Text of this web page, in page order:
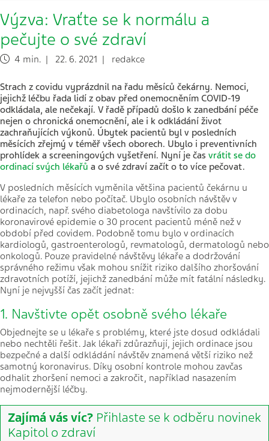
Výzva: Vraťte se k normálu a
pečujte o své zdraví
4 min. | 22. 6. 2021 | redakce
Strach z covidu vyprázdnil na řadu měsíců čekárny. Nemoci,
jejichž léčbu řada lidí z obav před onemocněním COVID-19
odkládala, ale nečekají. V řadě případů došlo k zanedbání péče
nejen o chronická onemocnění, ale i k odkládání život
zachraňujících výkonů. Úbytek pacientů byl v posledních
měsících zřejmý v téměř všech oborech. Ubylo i preventivních
prohlídek a screeningových vyšetření. Nyní je čas vrátit se do
ordinací svých lékařů a o své zdraví začít o to více pečovat.
V posledních měsících vyměnila většina pacientů čekárnu u
lékaře za telefon nebo počítač. Ubylo osobních návštěv v
ordinacích, např. svého diabetologa navštívilo za dobu
koronavirové epidemie o 30 procent pacientů méně než v
období před covidem. Podobně tomu bylo v ordinacích
kardiologů, gastroenterologů, revmatologů, dermatologů nebo
onkologů. Pouze pravidelné návštěvy lékaře a dodržování
správného režimu však mohou snížit riziko dalšího zhoršování
zdravotních potíží, jejichž zanedbání může mít fatální následky.
Nyní je nejvyšší čas začít jednat:
1. Navštivte opět osobně svého lékaře
Objednejte se u lékaře s problémy, které jste dosud odkládali
nebo nechtěli řešit. Jak lékaři zdůrazňují, jejich ordinace jsou
bezpečné a další odkládání návštěv znamená větší riziko než
samotný koronavirus. Díky osobní kontrole mohou zavčas
odhalit zhoršení nemoci a zakročit, například nasazením
nejmodernější léčby.
Zajímá vás víc? Přihlaste se k odběru novinek
Kapitol o zdraví